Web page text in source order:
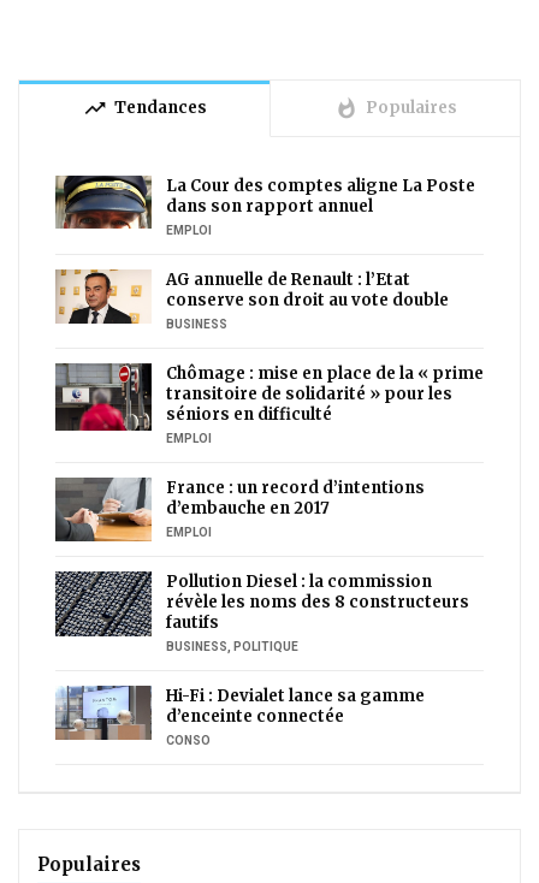
trending_up Tendances whatshot Populaires
La Cour des comptes aligne La Poste
dans son rapport annuel
EMPLOI
AG annuelle de Renault : l’Etat
conserve son droit au vote double
BUSINESS
Chômage : mise en place de la « prime
transitoire de solidarité » pour les
séniors en difficulté
EMPLOI
France : un record d’intentions
d’embauche en 2017
EMPLOI
Pollution Diesel : la commission
révèle les noms des 8 constructeurs
fautifs
BUSINESS, POLITIQUE
Hi-Fi : Devialet lance sa gamme
d’enceinte connectée
CONSO
Populaires